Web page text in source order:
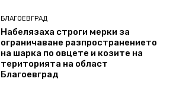
БЛАГОЕВГРАД
Набелязаха строги мерки за
ограничаване разпространението
на шарка по овцете и козите на
територията на област
Благоевград